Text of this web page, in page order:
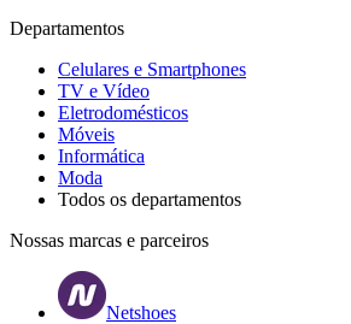
Departamentos
Celulares e Smartphones
TV e Vídeo
Eletrodomésticos
Móveis
Informática
Moda
Todos os departamentos
Nossas marcas e parceiros
Netshoes